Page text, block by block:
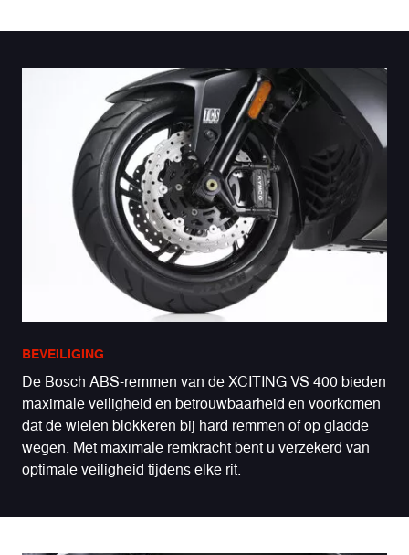
BEVEILIGING
De Bosch ABS-remmen van de XCITING VS 400 bieden
maximale veiligheid en betrouwbaarheid en voorkomen
dat de wielen blokkeren bij hard remmen of op gladde
wegen. Met maximale remkracht bent u verzekerd van
optimale veiligheid tijdens elke rit.